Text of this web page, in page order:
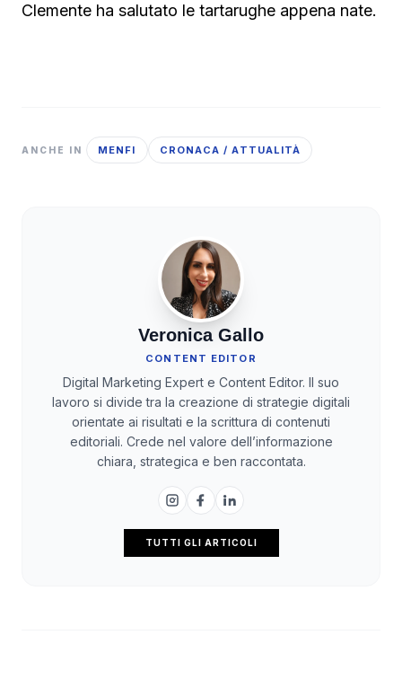
Clemente ha salutato le tartarughe appena nate.
ANCHE IN MENFI CRONACA / ATTUALITÀ
Veronica Gallo
CONTENT EDITOR
Digital Marketing Expert e Content Editor. Il suo
lavoro si divide tra la creazione di strategie digitali
orientate ai risultati e la scrittura di contenuti
editoriali. Crede nel valore dell’informazione
chiara, strategica e ben raccontata.
TUTTI GLI ARTICOLI